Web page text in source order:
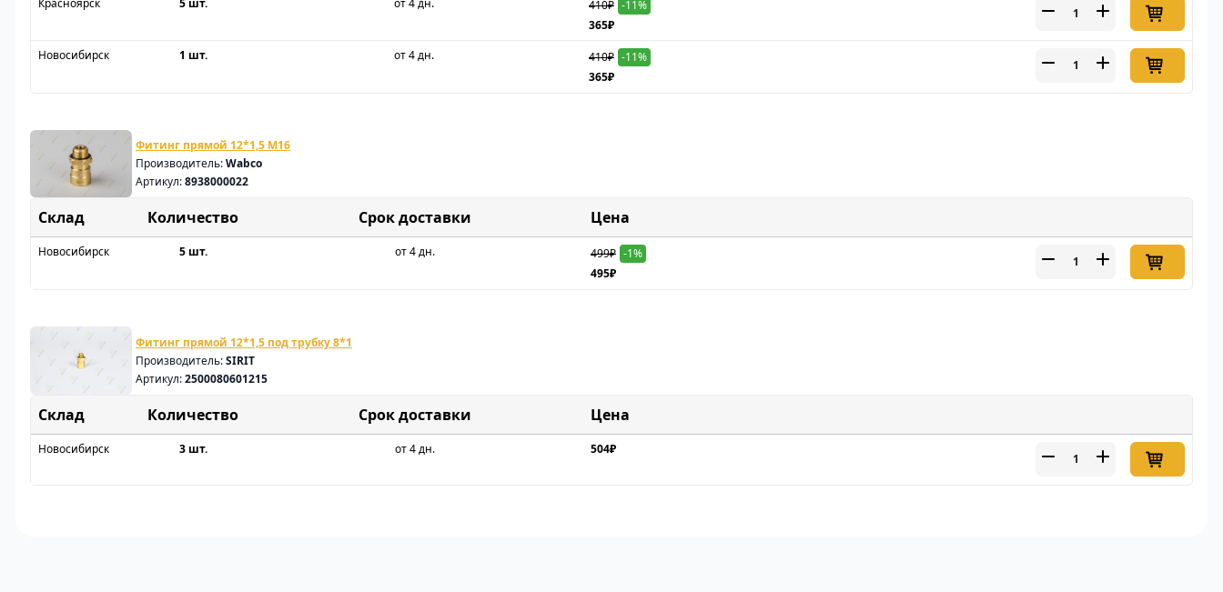
410₽ -11%
365₽
Новосибирск
1 шт. от 4 дн. 410₽ -11%
365₽
Фитинг прямой 12*1,5 M16
Производитель:Wabco
Артикул:8938000022
Склад Срок доставки Цена
Новосибирск 5 шт. от 4 дн. 499₽ -1%
495₽
Фитинг прямой 12*1,5 под трубку 8*1
Производитель:SIRIT
Артикул:2500080601215
Склад Срок доставки Цена
Новосибирск 3 шт. от 4 дн. 504₽